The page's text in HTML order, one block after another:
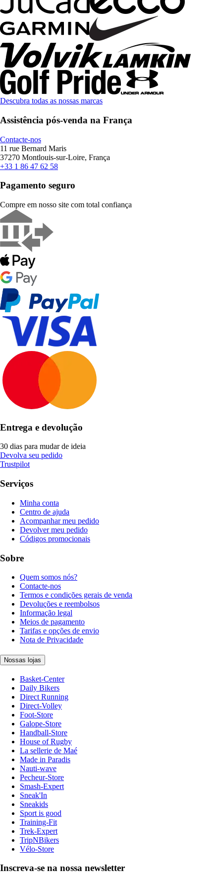
Descubra todas as nossas marcas
Assistência pós-venda na França
Contacte-nos
11 rue Bernard Maris
37270 Montlouis-sur-Loire, França
+33 1 86 47 62 58
Pagamento seguro
Compre em nosso site com total confiança
Entrega e devolução
30 dias para mudar de ideia
Devolva seu pedido
Trustpilot
Serviços
Minha conta
Centro de ajuda
Acompanhar meu pedido
Devolver meu pedido
Códigos promocionais
Sobre
Quem somos nós?
Contacte-nos
Termos e condições gerais de venda
Devoluções e reembolsos
Informação legal
Meios de pagamento
Tarifas e opções de envio
Nota de Privacidade
Nossas lojas
Basket-Center
Daily Bikers
Direct Running
Direct-Volley
Foot-Store
Galope-Store
Handball-Store
House of Rugby
La sellerie de Maé
Made in Paradis
Nauti-wave
Pecheur-Store
Smash-Expert
Sneak'In
Sneakids
Sport is good
Training-Fit
Trek-Expert
TripNBikers
Vélo-Store
Inscreva-se na nossa newsletter